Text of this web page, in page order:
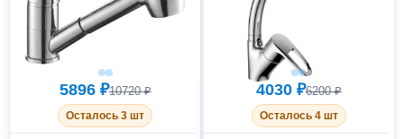
5896 ₽10720 ₽
Осталось 3 шт
4030 ₽6200 ₽
Осталось 4 шт